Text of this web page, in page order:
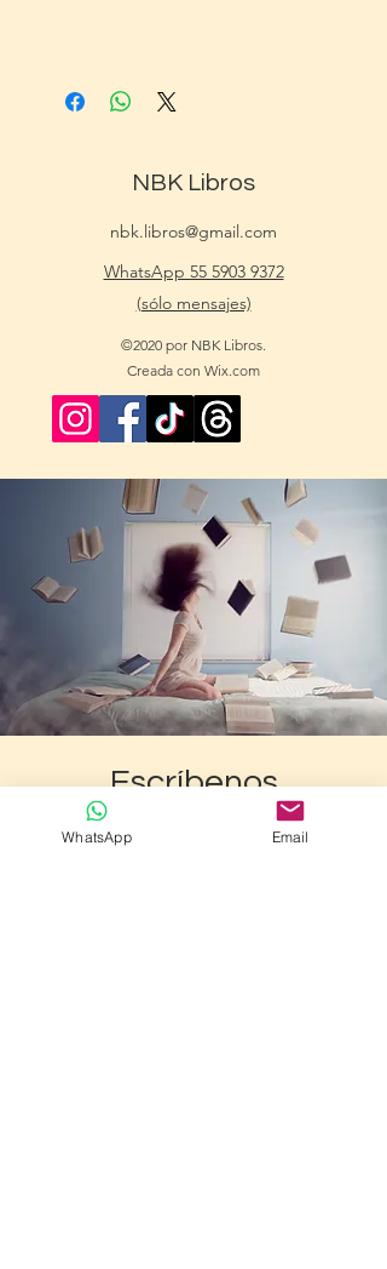
NBK Libros
nbk.libros@gmail.com
WhatsApp 55 5903 9372
(sólo mensajes)
©2020 por NBK Libros.
Creada con Wix.com
Escríbenos
WhatsApp Email